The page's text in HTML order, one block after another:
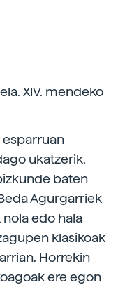
XIV. mendeko
esparruan
ukatzerik.
baten
Agurgarriek
edo hala
klasikoak
Horrekin
ere egon